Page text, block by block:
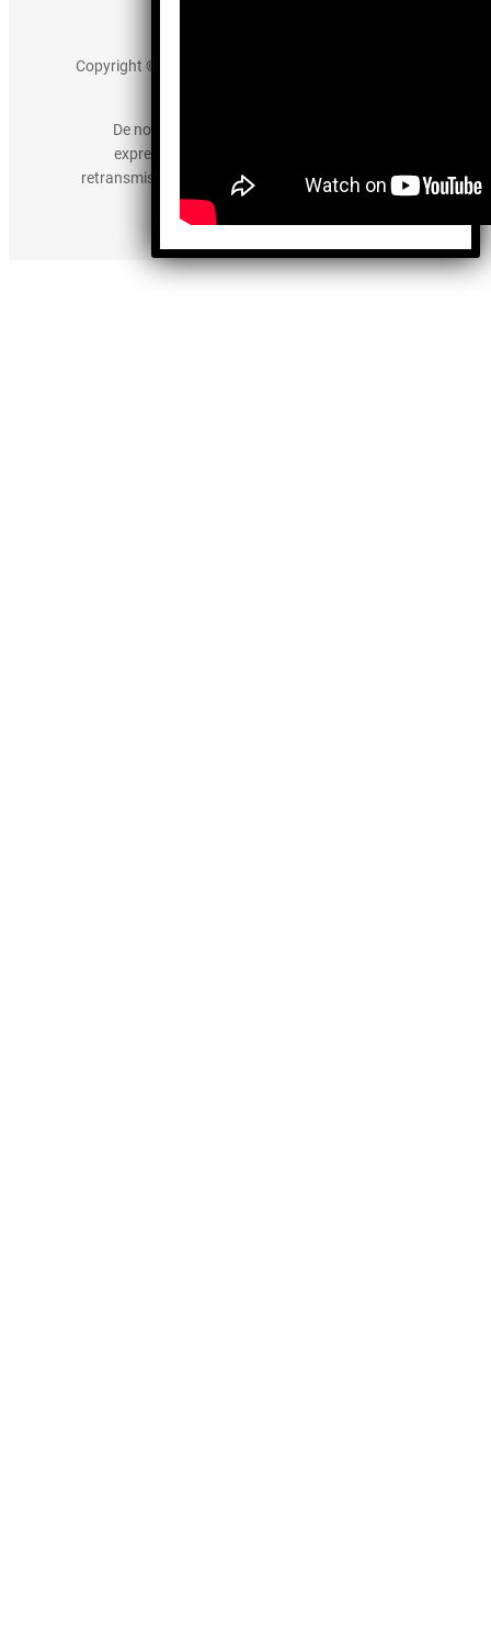
Copyright © 2025 somos-hermanos.mx. Todos los
De no existir previa autorización, queda
expresamente prohibida la publicación,
retransmisión, edición y cualquier otro uso de los
contenidos.